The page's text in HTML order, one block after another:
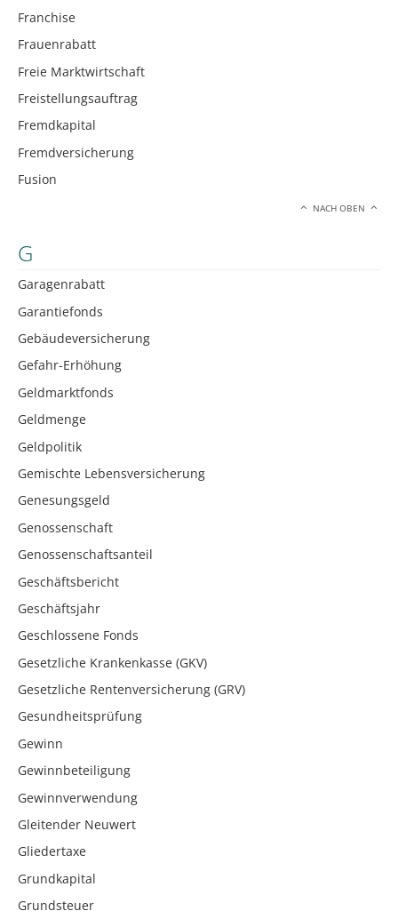
Franchise
Frauenrabatt
Freie Marktwirtschaft
Freistellungsauftrag
Fremdkapital
Fremdversicherung
Fusion
NACH OBEN
G
Garagenrabatt
Garantiefonds
Gebäudeversicherung
Gefahr-Erhöhung
Geldmarktfonds
Geldmenge
Geldpolitik
Gemischte Lebensversicherung
Genesungsgeld
Genossenschaft
Genossenschaftsanteil
Geschäftsbericht
Geschäftsjahr
Geschlossene Fonds
Gesetzliche Krankenkasse (GKV)
Gesetzliche Rentenversicherung (GRV)
Gesundheitsprüfung
Gewinn
Gewinnbeteiligung
Gewinnverwendung
Gleitender Neuwert
Gliedertaxe
Grundkapital
Grundsteuer